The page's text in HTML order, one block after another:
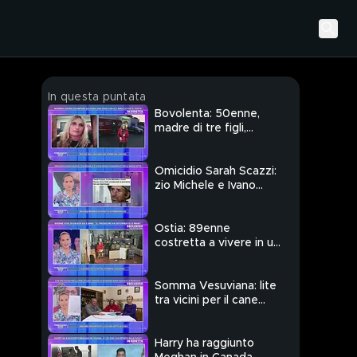
In questa puntata
Bovolenta: 50enne,
madre di tre figli,
Omicidio Sarah Scazzi:
zio Michele e Ivano
Ostia: 89enne
costretta a vivere in un
Somma Vesuviana: lite
tra vicini per il cane
Harry ha raggiunto